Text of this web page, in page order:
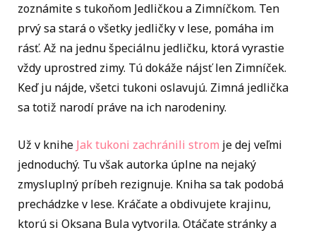
zoznámite s tukoňom Jedličkou a Zimníčkom. Ten
prvý sa stará o všetky jedličky v lese, pomáha im
rásť. Až na jednu špeciálnu jedličku, ktorá vyrastie
vždy uprostred zimy. Tú dokáže nájsť len Zimníček.
Keď ju nájde, všetci tukoni oslavujú. Zimná jedlička
sa totiž narodí práve na ich narodeniny.
Už v knihe Jak tukoni zachránili strom je dej veľmi
jednoduchý. Tu však autorka úplne na nejaký
zmysluplný príbeh rezignuje. Kniha sa tak podobá
prechádzke v lese. Kráčate a obdivujete krajinu,
ktorú si Oksana Bula vytvorila. Otáčate stránky a